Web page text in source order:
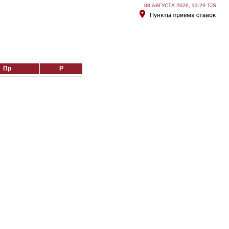
08 АВГУСТА 2026, 13:29 TJS
Пр Р